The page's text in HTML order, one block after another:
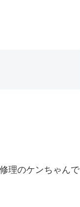
理のケンちゃんで